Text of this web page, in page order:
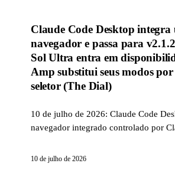
Claude Code Desktop integra
navegador e passa para
Sol Ultra entra em
Amp substitui seus modos
seletor (The Dial)
10 de julho de 2026: Claude Code
navegador integrado controlado por
disponibilidade geral com uma
10 de julho de 2026